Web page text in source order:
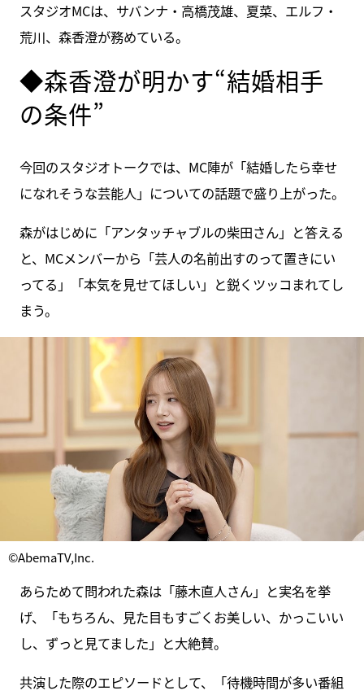
スタジオMCは、サバンナ・高橋茂雄、夏菜、エルフ・
荒川、森香澄が務めている。
◆森香澄が明かす“結婚相手
の条件”
今回のスタジオトークでは、MC陣が「結婚したら幸せ
になれそうな芸能人」についての話題で盛り上がった。
森がはじめに「アンタッチャブルの柴田さん」と答える
と、MCメンバーから「芸人の名前出すのって置きにい
ってる」「本気を見せてほしい」と鋭くツッコまれてし
まう。
©AbemaTV,Inc.
あらためて問われた森は「藤木直人さん」と実名を挙
げ、「もちろん、見た目もすごくお美しい、かっこいい
し、ずっと見てました」と大絶賛。
共演した際のエピソードとして、「待機時間が多い番組